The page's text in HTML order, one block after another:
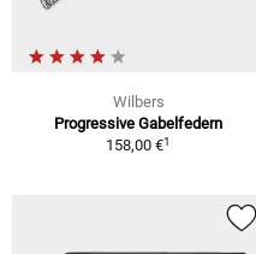
Wilbers
Progressive Gabelfedern
158,00 €1